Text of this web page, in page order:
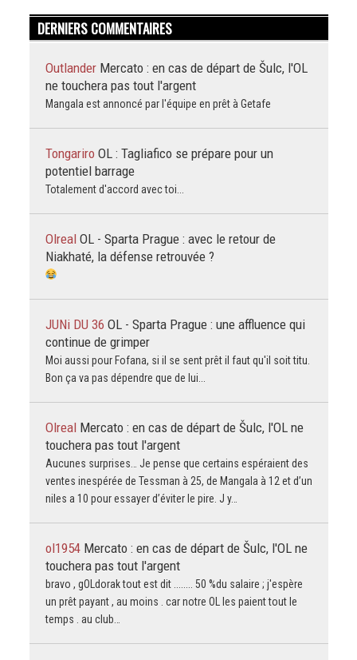
DERNIERS COMMENTAIRES
Outlander Mercato : en cas de départ de Šulc, l'OL
ne touchera pas tout l'argent
Mangala est annoncé par l'équipe en prêt à Getafe
Tongariro OL : Tagliafico se prépare pour un
potentiel barrage
Totalement d'accord avec toi...
Olreal OL - Sparta Prague : avec le retour de
Niakhaté, la défense retrouvée ?
JUNi DU 36 OL - Sparta Prague : une affluence qui
continue de grimper
Moi aussi pour Fofana, si il se sent prêt il faut qu'il soit titu.
Bon ça va pas dépendre que de lui...
Olreal Mercato : en cas de départ de Šulc, l'OL ne
touchera pas tout l'argent
Aucunes surprises… Je pense que certains espéraient des
ventes inespérée de Tessman à 25, de Mangala à 12 et d’un
niles a 10 pour essayer d’éviter le pire. J y…
ol1954 Mercato : en cas de départ de Šulc, l'OL ne
touchera pas tout l'argent
bravo , gOLdorak tout est dit ........ 50 %du salaire ; j'espère
un prêt payant , au moins . car notre OL les paient tout le
temps . au club…